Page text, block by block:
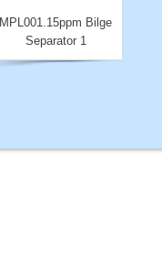
MPL001.15ppm Bilge
Separator 1